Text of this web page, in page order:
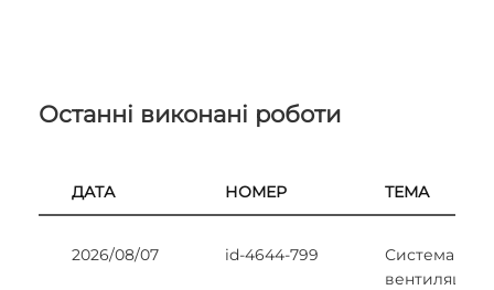
Останні виконані роботи
ДАТА НОМЕР ТЕМА
2026/08/07 id-4644-799
Система
вентиляції та